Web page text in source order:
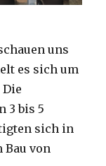
uns
es sich um
Die
3 bis 5
sich in
von